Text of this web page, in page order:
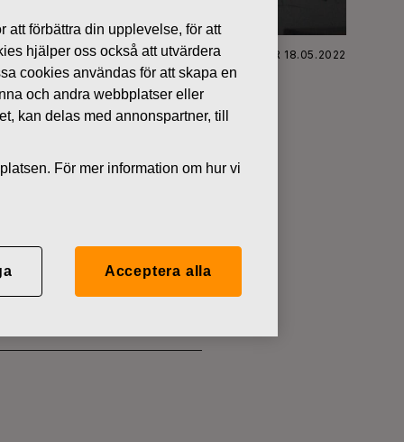
FISKARS OYJ ABP:S ÅTERKÖP AV EGNA AKTIER 18.05.2022
att förbättra din upplevelse, för att
hjälper oss också att utvärdera
cookies användas för att skapa en
och andra webbplatser eller
kan delas med annonspartner, till
För mer information om hur vi
Acceptera alla